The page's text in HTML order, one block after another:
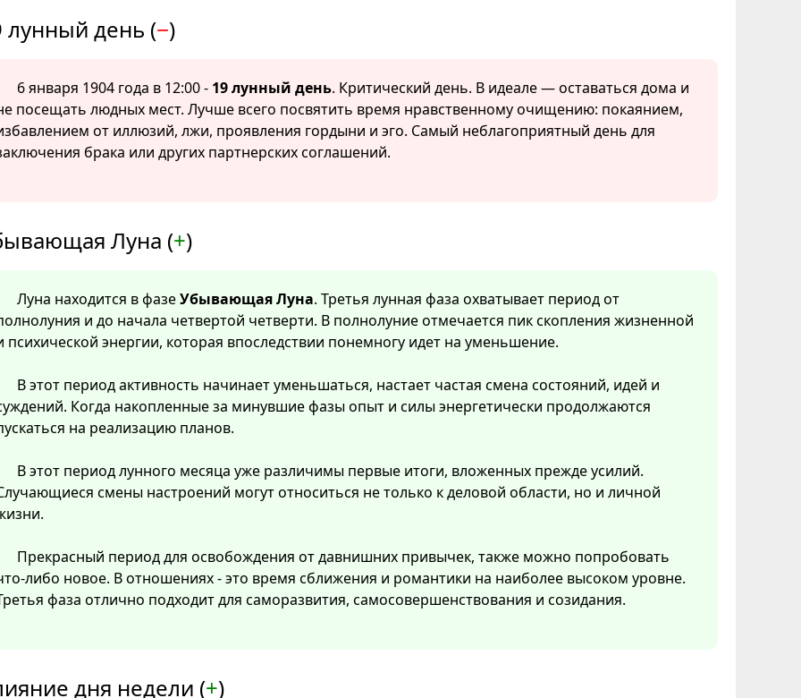
лунный день (−)
6 января 1904 года в 12:00 - 19 лунный день. Критический день. В идеале — оставаться дома и
посещать людных мест. Лучше всего посвятить время нравственному очищению: покаянием,
от иллюзий, лжи, проявления гордыни и эго. Самый неблагоприятный день для
брака или других партнерских соглашений.
Луна (+)
Луна находится в фазеУбывающая Луна. Третья лунная фаза охватывает период от
и до начала четвертой четверти. В полнолуние отмечается пик скопления жизненной
психической энергии, которая впоследствии понемногу идет на уменьшение.
В этот период активность начинает уменьшаться, настает частая смена состояний, идей и
Когда накопленные за минувшие фазы опыт и силы энергетически продолжаются
на реализацию планов.
В этот период лунного месяца уже различимы первые итоги, вложенных прежде усилий.
смены настроений могут относиться не только к деловой области, но и личной
Прекрасный период для освобождения от давнишних привычек, также можно попробовать
либо новое. В отношениях - это время сближения и романтики на наиболее высоком уровне.
фаза отлично подходит для саморазвития, самосовершенствования и созидания.
дня недели (+)